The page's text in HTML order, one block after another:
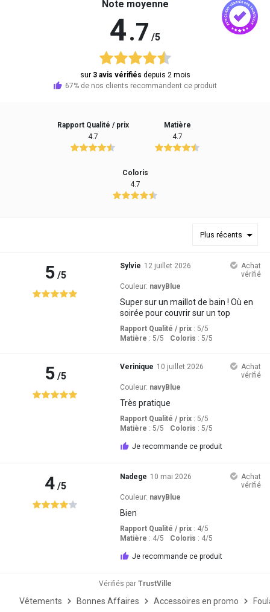
Note moyenne
4.7 /5
sur 3 avis vérifiés depuis 2 mois
67% de nos clients recommandent ce produit
Rapport Qualité / prix
4.7
Matière
4.7
Coloris
4.7
Plus récents
5/5
Sylvie 12 juillet 2026
Achat
vérifié
Couleur: navyBlue
Super sur un maillot de bain ! Où en
soirée pour couvrir sur un top
Rapport Qualité / prix: 5/5
Matière : 5/5 Coloris : 5/5
5/5
Verinique 10 juillet 2026
Achat
vérifié
Couleur: navyBlue
Très pratique
Rapport Qualité / prix: 5/5
Matière : 5/5 Coloris : 5/5
Je recommande ce produit
4/5
Nadege 10 mai 2026
Achat
vérifié
Couleur: navyBlue
Bien
Rapport Qualité / prix: 4/5
Matière : 4/5 Coloris : 4/5
Je recommande ce produit
Vérifiés par TrustVille
Vêtements Bonnes Affaires Accessoires en promo